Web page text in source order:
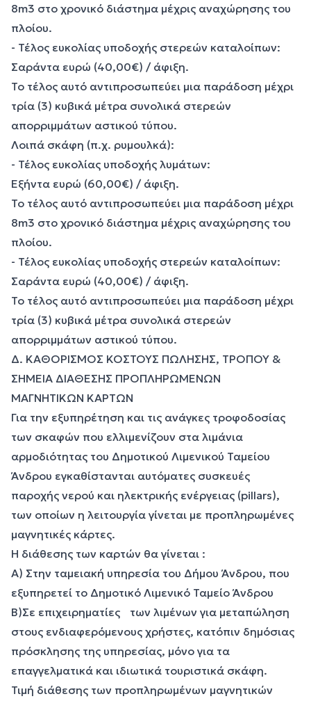
8m3 στο χρονικό διάστημα μέχρις αναχώρησης του
πλοίου.
- Τέλος ευκολίας υποδοχής στερεών καταλοίπων:
Σαράντα ευρώ (40,00€) / άφιξη.
Το τέλος αυτό αντιπροσωπεύει μια παράδοση μέχρι
τρία (3) κυβικά μέτρα συνολικά στερεών
απορριμμάτων αστικού τύπου.
Λοιπά σκάφη (π.χ. ρυμουλκά):
- Τέλος ευκολίας υποδοχής λυμάτων:
Εξήντα ευρώ (60,00€) / άφιξη.
Το τέλος αυτό αντιπροσωπεύει μια παράδοση μέχρι
8m3 στο χρονικό διάστημα μέχρις αναχώρησης του
πλοίου.
- Τέλος ευκολίας υποδοχής στερεών καταλοίπων:
Σαράντα ευρώ (40,00€) / άφιξη.
Το τέλος αυτό αντιπροσωπεύει μια παράδοση μέχρι
τρία (3) κυβικά μέτρα συνολικά στερεών
απορριμμάτων αστικού τύπου.
Δ. ΚΑΘΟΡΙΣΜΟΣ ΚΟΣΤΟΥΣ ΠΩΛΗΣΗΣ, ΤΡΟΠΟΥ &
ΣΗΜΕΙΑ ΔΙΑΘΕΣΗΣ ΠΡΟΠΛΗΡΩΜΕΝΩΝ
ΜΑΓΝΗΤΙΚΩΝ ΚΑΡΤΩΝ
Για την εξυπηρέτηση και τις ανάγκες τροφοδοσίας
των σκαφών που ελλιμενίζουν στα λιμάνια
αρμοδιότητας του Δημοτικού Λιμενικού Ταμείου
Άνδρου εγκαθίστανται αυτόματες συσκευές
παροχής νερού και ηλεκτρικής ενέργειας (pillars),
των οποίων η λειτουργία γίνεται με προπληρωμένες
μαγνητικές κάρτες.
Η διάθεσης των καρτών θα γίνεται :
Α) Στην ταμειακή υπηρεσία του Δήμου Άνδρου, που
εξυπηρετεί το Δημοτικό Λιμενικό Ταμείο Άνδρου
Β)Σε επιχειρηματίες των λιμένων για μεταπώληση
στους ενδιαφερόμενους χρήστες, κατόπιν δημόσιας
πρόσκλησης της υπηρεσίας, μόνο για τα
επαγγελματικά και ιδιωτικά τουριστικά σκάφη.
Τιμή διάθεσης των προπληρωμένων μαγνητικών